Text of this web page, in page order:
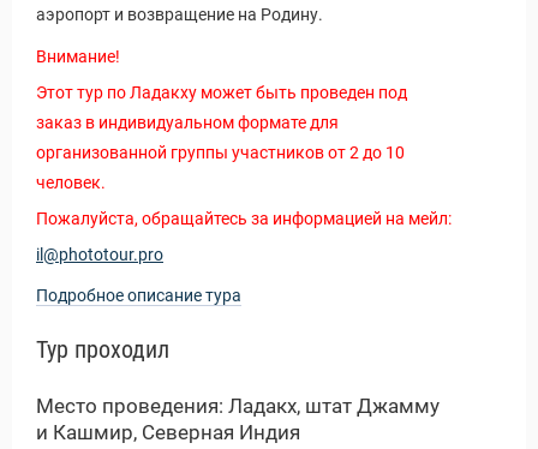
аэропорт и возвращение на Родину.
Внимание!
Этот тур по Ладакху может быть проведен под
заказ в индивидуальном формате для
организованной группы участников от 2 до 10
человек.
Пожалуйста, обращайтесь за информацией на мейл:
il@phototour.pro
Подробное описание тура
Тур проходил
Место проведения: Ладакх, штат Джамму
и Кашмир, Северная Индия